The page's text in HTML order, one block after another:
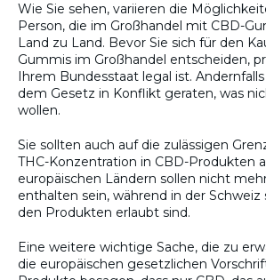
Wie Sie sehen, variieren die
Person, die im Großhandel mit CBD-
Land zu Land. Bevor Sie sich für den
Gummis im Großhandel entscheiden,
Ihrem Bundesstaat legal ist.
dem Gesetz in Konflikt geraten, was
wollen.
Sie sollten auch auf die zulässigen
THC-Konzentration in CBD-Produkten
europäischen Ländern sollen nicht
enthalten sein, während in der Schweiz
den Produkten erlaubt sind.
Eine weitere wichtige Sache, die zu
die europäischen gesetzlichen